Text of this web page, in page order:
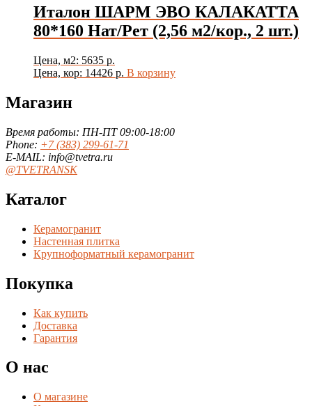
Италон ШАРМ ЭВО КАЛАКАТТА
80*160 Нат/Рет (2,56 м2/кор., 2 шт.)
Цена, м2: 5635 р.
Цена, кор: 14426 р. В корзину
Магазин
Время работы: ПН-ПТ 09:00-18:00
Phone: +7 (383) 299-61-71
E-MAIL: info@tvetra.ru
@TVETRANSK
Каталог
Керамогранит
Настенная плитка
Крупноформатный керамогранит
Покупка
Как купить
Доставка
Гарантия
О нас
О магазине